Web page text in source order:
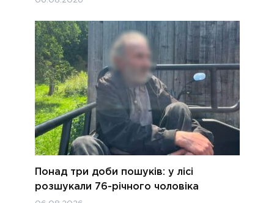
Понад три доби пошуків: у лісі
розшукали 76-річного чоловіка